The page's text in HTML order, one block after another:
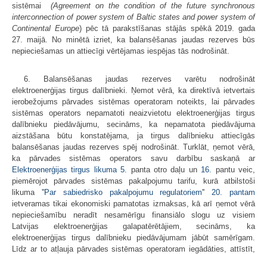
sistēmai (Agreement on the condition of the future synchronous
interconnection of power system of Baltic states and power system of
Continental Europe) pēc tā parakstīšanas stājās spēkā 2019. gada
27. maijā. No minētā izriet, ka balansēšanas jaudas rezerves būs
nepieciešamas un attiecīgi vērtējamas iespējas tās nodrošināt.
6. Balansēšanas jaudas rezerves varētu nodrošināt
elektroenerģijas tirgus dalībnieki. Ņemot vērā, ka direktīvā ietvertais
ierobežojums pārvades sistēmas operatoram noteikts, lai pārvades
sistēmas operators nepamatoti neaizvietotu elektroenerģijas tirgus
dalībnieku piedāvājumu, secināms, ka nepamatota piedāvājuma
aizstāšana būtu konstatējama, ja tirgus dalībnieku attiecīgās
balansēšanas jaudas rezerves spēj nodrošināt. Turklāt, ņemot vērā,
ka pārvades sistēmas operators savu darbību saskaņā ar
Elektroenerģijas tirgus likuma 5. panta otro daļu un 16.
pantu veic,
piemērojot pārvades sistēmas pakalpojumu tarifu, kurā atbilstoši
likuma ''Par sabiedrisko pakalpojumu regulatoriem'' 20. pantam
ietveramas tikai ekonomiski pamatotas izmaksas, kā arī ņemot vērā
nepieciešamību neradīt nesamērīgu finansiālo slogu uz visiem
Latvijas elektroenerģijas galapatērētājiem, secināms, ka
elektroenerģijas tirgus dalībnieku piedāvājumam jābūt samērīgam.
Līdz ar to atļauja pārvades sistēmas operatoram iegādāties, attīstīt,